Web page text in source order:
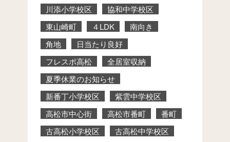
川添小学校区
協和中学校区
東山崎町
４LDK
南向き
角地
日当たり良好
フレスポ高松
全居室収納
夏季休業のお知らせ
新番丁小学校区
紫雲中学校区
高松市中心街
高松市番町
番町
古高松小学校区
古高松中学校区